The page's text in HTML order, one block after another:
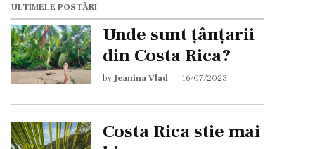
ULTIMELE POSTĂRI
Unde sunt țânțarii
din Costa Rica?
byJeanina Vlad 16/07/2023
Costa Rica stie mai